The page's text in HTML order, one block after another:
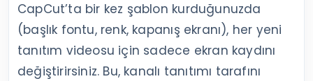
CapCut’ta bir kez şablon kurduğunuzda
(başlık fontu, renk, kapanış ekranı), her yeni
tanıtım videosu için sadece ekran kaydını
değiştirirsiniz. Bu, kanalı tanıtımı tarafını